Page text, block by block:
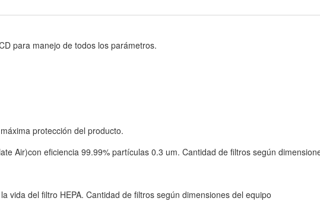
para manejo de todos los parámetros.
protección del producto.
Air)con eficiencia 99.99% partículas 0.3 um. Cantidad de filtros según
vida del filtro HEPA. Cantidad de filtros según dimensiones del equipo